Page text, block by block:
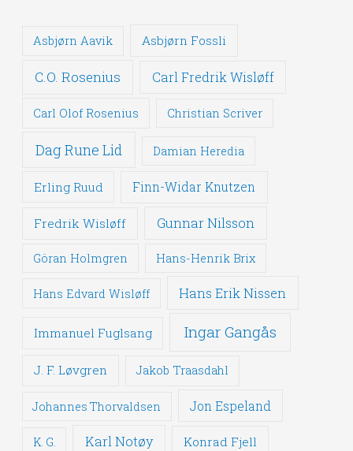
Asbjørn Aavik Asbjørn Fossli
C.O. Rosenius Carl Fredrik Wisløff
Carl Olof Rosenius Christian Scriver
Dag Rune Lid Damian Heredia
Erling Ruud Finn-Widar Knutzen
Fredrik Wisløff Gunnar Nilsson
Göran Holmgren Hans-Henrik Brix
Hans Edvard Wisløff Hans Erik Nissen
Immanuel Fuglsang Ingar Gangås
J. F. Løvgren Jakob Traasdahl
Johannes Thorvaldsen Jon Espeland
K. G. Karl Notøy Konrad Fjell